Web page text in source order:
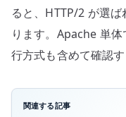
ると、HTTP/2 が選
ります。Apache 単
行方式も含めて確認す
関連する記事